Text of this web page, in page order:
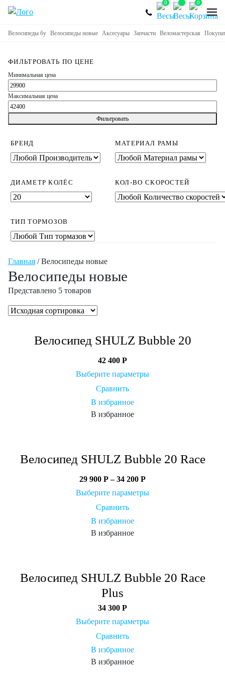
0 0
Велосипеды бу Велосипеды новые Аксесуары Запчасти Веломастерская
ФИЛЬТРОВАТЬ ПО ЦЕНЕ
Минимальная цена
Максимальная цена
Фильтровать
БРЕНД МАТЕРИАЛ РАМЫ
ДИАМЕТР КОЛЁС КОЛ-ВО СКОРОСТЕЙ
ТИП ТОРМОЗОВ
Главная / Велосипеды новые
Велосипеды новые
Представлено 5 товаров
Велосипед SHULZ Bubble 20
42 400 Р
Выберите параметры
Сравнить
В избранное
В избранное
Велосипед SHULZ Bubble 20 Race
29 900 Р–34 200 Р
Выберите параметры
Сравнить
В избранное
В избранное
Велосипед SHULZ Bubble 20 Race
Plus
34 300 Р
Выберите параметры
Сравнить
В избранное
В избранное